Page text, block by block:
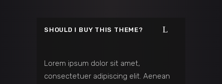
SHOULD I BUY THIS THEME?
Lorem ipsum dolor sit amet,
consectetuer adipiscing elit. Aenean